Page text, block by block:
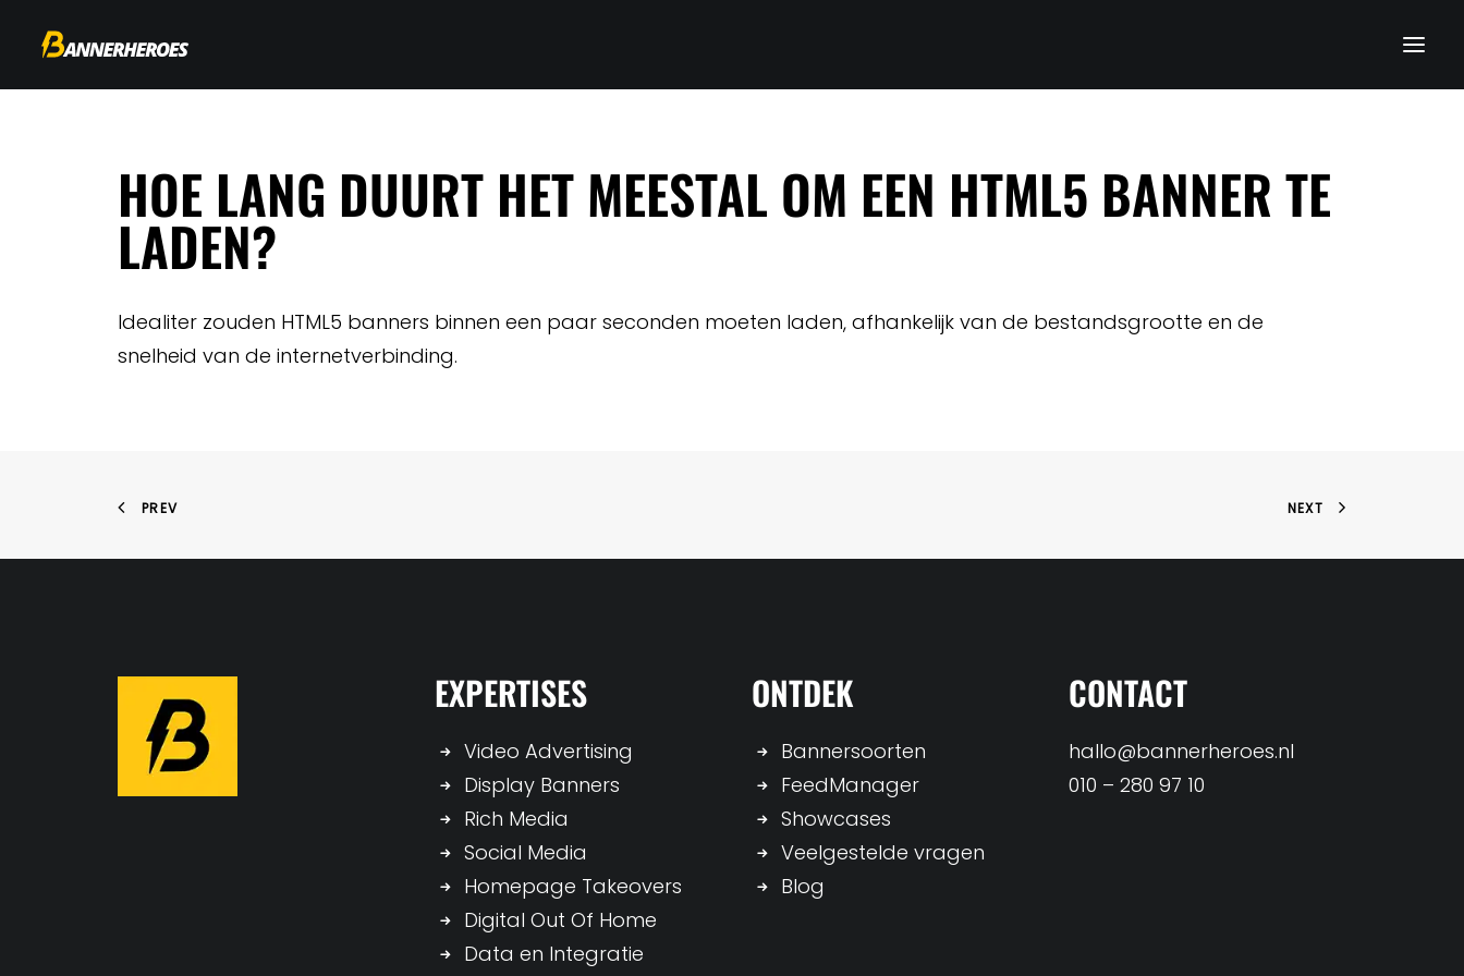
HOE LANG DUURT HET MEESTAL OM EEN HTML5 BANNER TE
LADEN?
Idealiter zouden HTML5 banners binnen een paar seconden moeten laden, afhankelijk van de bestandsgrootte en de
snelheid van de internetverbinding.
PREV NEXT
EXPERTISES
Video Advertising
Display Banners
Rich Media
Social Media
Homepage Takeovers
Digital Out Of Home
Data en Integratie
ONTDEK
Bannersoorten
FeedManager
Showcases
Veelgestelde vragen
Blog
CONTACT
hallo@bannerheroes.nl
010 – 280 97 10